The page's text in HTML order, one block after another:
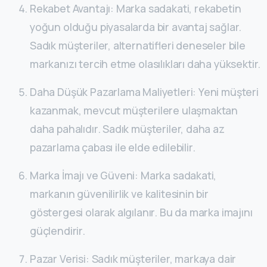
Rekabet Avantajı: Marka sadakati, rekabetin
yoğun olduğu piyasalarda bir avantaj sağlar.
Sadık müşteriler, alternatifleri deneseler bile
markanızı tercih etme olasılıkları daha yüksektir.
Daha Düşük Pazarlama Maliyetleri: Yeni müşteri
kazanmak, mevcut müşterilere ulaşmaktan
daha pahalıdır. Sadık müşteriler, daha az
pazarlama çabası ile elde edilebilir.
Marka İmajı ve Güveni: Marka sadakati,
markanın güvenilirlik ve kalitesinin bir
göstergesi olarak algılanır. Bu da marka imajını
güçlendirir.
Pazar Verisi: Sadık müşteriler, markaya dair